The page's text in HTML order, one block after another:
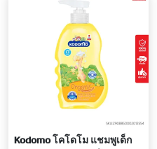
Kodomo โคโดโม แชมพูเด็ก